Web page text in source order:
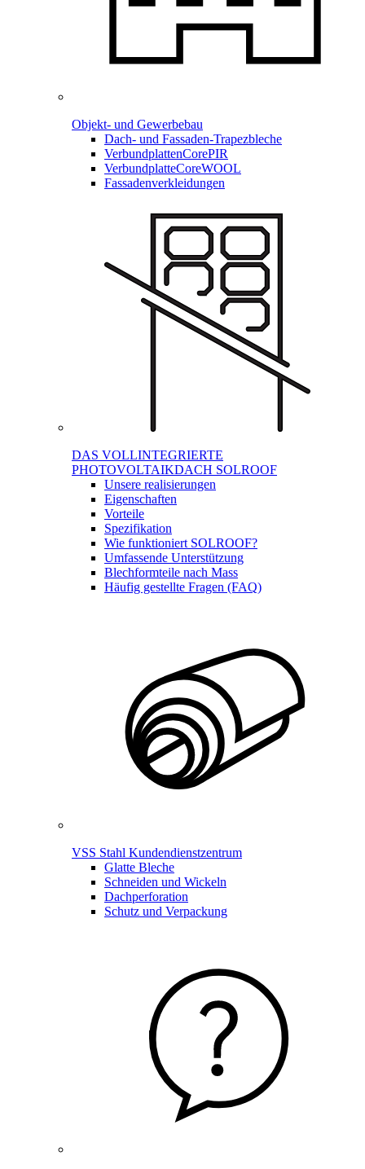
Objekt- und Gewerbebau
Dach- und Fassaden-Trapezbleche
VerbundplattenCorePIR
VerbundplatteCoreWOOL
Fassadenverkleidungen
DAS VOLLINTEGRIERTE
PHOTOVOLTAIKDACH SOLROOF
Unsere realisierungen
Eigenschaften
Vorteile
Spezifikation
Wie funktioniert SOLROOF?
Umfassende Unterstützung
Blechformteile nach Mass
Häufig gestellte Fragen (FAQ)
VSS Stahl Kundendienstzentrum
Glatte Bleche
Schneiden und Wickeln
Dachperforation
Schutz und Verpackung